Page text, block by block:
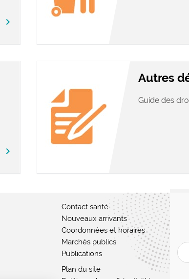
chevron_right
chevron_right
Autres
Guide des
Contact santé
Nouveaux arrivants
Coordonnées et horaires
Marchés publics
Publications
Plan du site